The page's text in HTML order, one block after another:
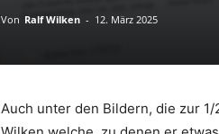
Von Ralf Wilken - 12. März 2025
Auch unter den Bildern, die zur